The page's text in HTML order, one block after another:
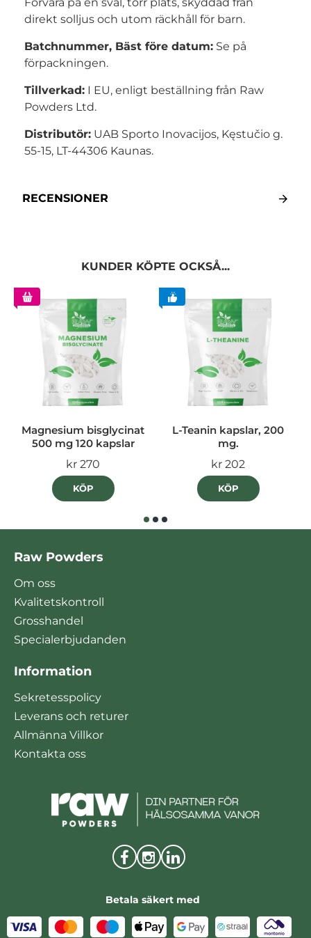
direkt solljus och utom räckhåll för barn.
Batchnummer, Bäst före datum: Se på
förpackningen.
Tillverkad: I EU, enligt beställning från Raw
Powders Ltd.
Distributör: UAB Sporto Inovacijos, Kęstučio g.
55-15, LT-44306 Kaunas.
RECENSIONER
KUNDER KÖPTE OCKSÅ...
Magnesium bisglycinat
500 mg 120 kapslar
kr 270
KÖP
L-Teanin kapslar, 200
mg.
kr 202
KÖP
Raw Powders
Om oss
Kvalitetskontroll
Grosshandel
Specialerbjudanden
Information
Sekretesspolicy
Leverans och returer
Allmänna Villkor
Kontakta oss
Betala säkert med